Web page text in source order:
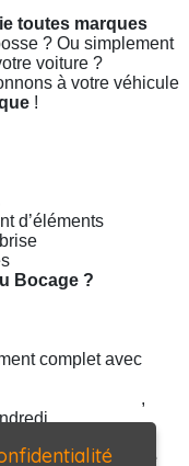
toutes marques
? Ou simplement
voiture ?
à votre véhicule
!
d’éléments
Bocage ?
complet avec
,
du style à votre